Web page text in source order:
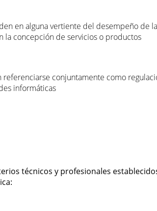
en alguna vertiente del desempeño de la
la concepción de servicios o productos
conjuntamente como
informáticas
técnicos y profesionales